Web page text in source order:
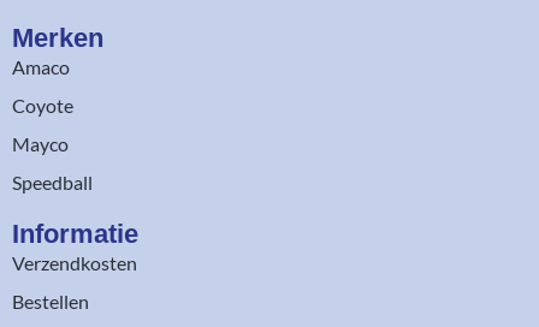
Merken
Amaco
Coyote
Mayco
Speedball
Informatie
Verzendkosten
Bestellen